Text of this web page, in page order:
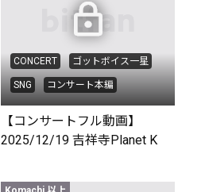
CONCERT ゴットボイス一星
SNG コンサート本編
【コンサートフル動画】
2025/12/19 吉祥寺Planet K